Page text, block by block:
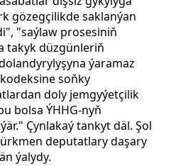
gözegçilikde saklanýan
"saýlaw prosesiniň
takyk düzgünleriň
ýaramaz
soňky
doly jemgyýetçilik
bolsa ÝHHG-nyň
Çynlakaý tankyt däl. Şol
deputatlary daşary
ýalydy.